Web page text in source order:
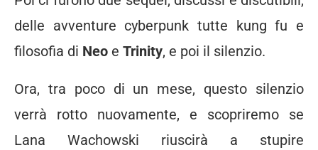
delle avventure cyberpunk tutte kung fu e
filosofia di Neo e Trinity, e poi il silenzio.
Ora, tra poco di un mese, questo silenzio
verrà rotto nuovamente, e scopriremo se
Lana Wachowski riuscirà a stupire